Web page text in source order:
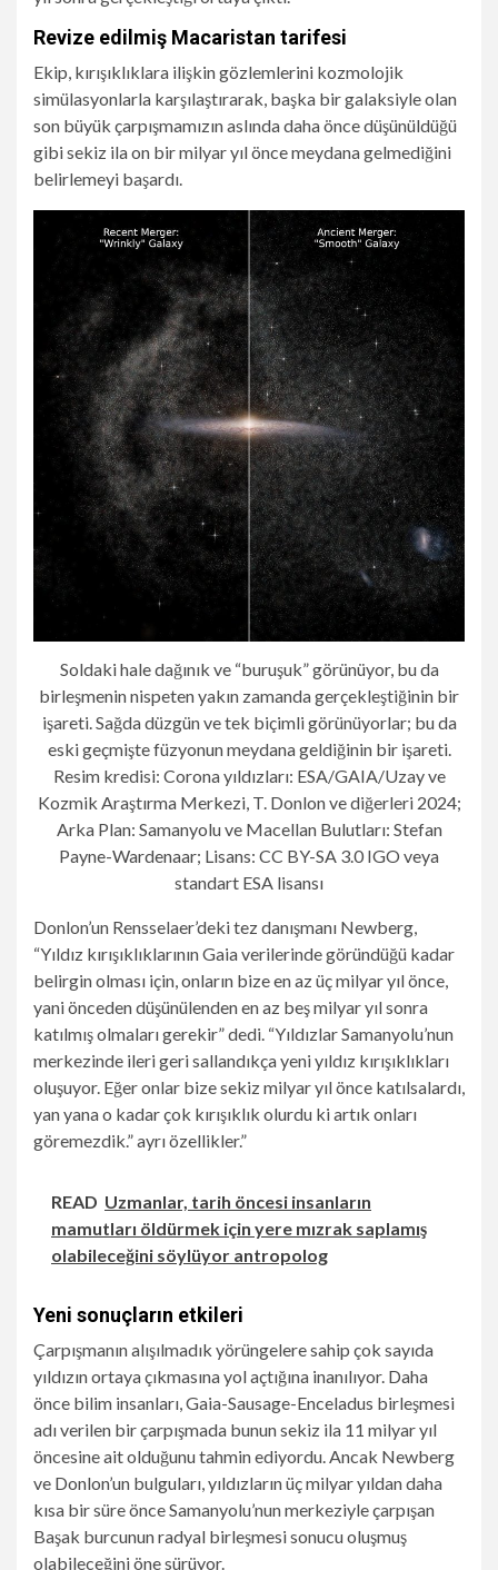
Revize edilmiş Macaristan tarifesi
Ekip, kırışıklıklara ilişkin gözlemlerini kozmolojik
simülasyonlarla karşılaştırarak, başka bir galaksiyle olan
son büyük çarpışmamızın aslında daha önce düşünüldüğü
gibi sekiz ila on bir milyar yıl önce meydana gelmediğini
belirlemeyi başardı.
Soldaki hale dağınık ve “buruşuk” görünüyor, bu da
birleşmenin nispeten yakın zamanda gerçekleştiğinin bir
işareti. Sağda düzgün ve tek biçimli görünüyorlar; bu da
eski geçmişte füzyonun meydana geldiğinin bir işareti.
Resim kredisi: Corona yıldızları: ESA/GAIA/Uzay ve
Kozmik Araştırma Merkezi, T. Donlon ve diğerleri 2024;
Arka Plan: Samanyolu ve Macellan Bulutları: Stefan
Payne-Wardenaar; Lisans: CC BY-SA 3.0 IGO veya
standart ESA lisansı
Donlon’un Rensselaer’deki tez danışmanı Newberg,
“Yıldız kırışıklıklarının Gaia verilerinde göründüğü kadar
belirgin olması için, onların bize en az üç milyar yıl önce,
yani önceden düşünülenden en az beş milyar yıl sonra
katılmış olmaları gerekir” dedi. “Yıldızlar Samanyolu’nun
merkezinde ileri geri sallandıkça yeni yıldız kırışıklıkları
oluşuyor. Eğer onlar bize sekiz milyar yıl önce katılsalardı,
yan yana o kadar çok kırışıklık olurdu ki artık onları
göremezdik.” ayrı özellikler.”
READ Uzmanlar, tarih öncesi insanların
mamutları öldürmek için yere mızrak saplamış
olabileceğini söylüyor antropolog
Yeni sonuçların etkileri
Çarpışmanın alışılmadık yörüngelere sahip çok sayıda
yıldızın ortaya çıkmasına yol açtığına inanılıyor. Daha
önce bilim insanları, Gaia-Sausage-Enceladus birleşmesi
adı verilen bir çarpışmada bunun sekiz ila 11 milyar yıl
öncesine ait olduğunu tahmin ediyordu. Ancak Newberg
ve Donlon’un bulguları, yıldızların üç milyar yıldan daha
kısa bir süre önce Samanyolu’nun merkeziyle çarpışan
Başak burcunun radyal birleşmesi sonucu oluşmuş
olabileceğini öne sürüyor.